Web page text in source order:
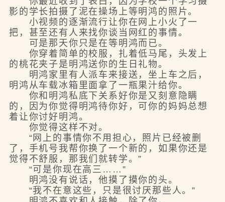
影的学长拍摄了泥在操场上等明鸿的照片。
小视频的逐渐流行让你在网上小火了一
把，甚至还有人来找你谈当网红的事情。
可是那天你只是在等明鸿而已。
你穿着简单的校服，扎着低马尾，头发上
的桃花夹子是明鸿送你的生日礼物。
明鸿家里有人派车来接送，坐上车之后，
明鸿从车载冰箱里面拿了一瓶果汁给你。
你和明鸿私底下关系好你是又刻意隐瞒
的，因为你觉得明鸿待你好，可你的妈妈总想
着让你讨好明鸿。
你觉得这样不对。
“网上的事情你不用担心，照片已经被删
了，手机号我帮你换了一个新的，如果你还是
觉得不舒服，那我们就转学。”
“可是你现在高三……”
明鸿没有说话，他摸了摸你的头。
“我不在意这些，只是很讨厌那些人。”